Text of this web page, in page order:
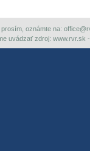
oznámte na:
uvádzať zdroj: www.rvr.sk